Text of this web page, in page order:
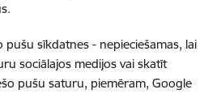
sīkdatnes - nepieciešamas, lai
sociālajos medijos vai skatīt
pušu saturu, piemēram, Google